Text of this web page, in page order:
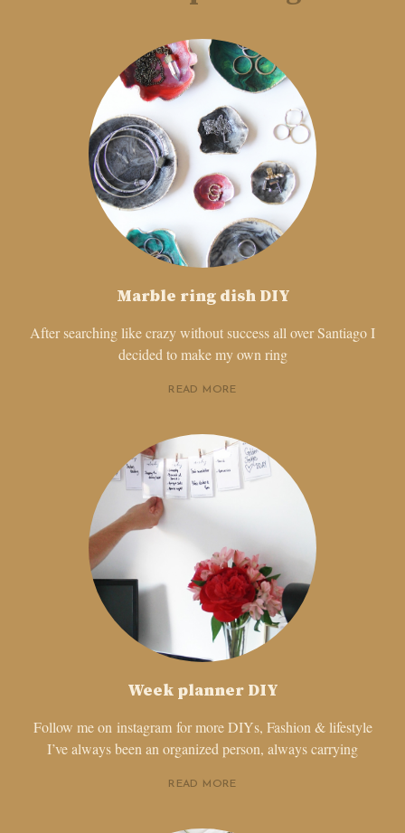
Marble ring dish DIY
After searching like crazy without success all over Santiago I
decided to make my own ring
READ MORE
Week planner DIY
Follow me on instagram for more DIYs, Fashion & lifestyle
I’ve always been an organized person, always carrying
READ MORE